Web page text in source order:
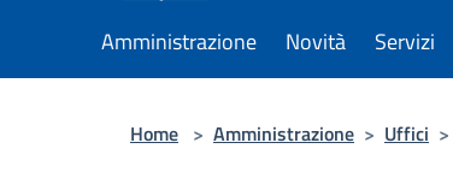
Amministrazione Novità Servizi
Home > Amministrazione > Uffici >